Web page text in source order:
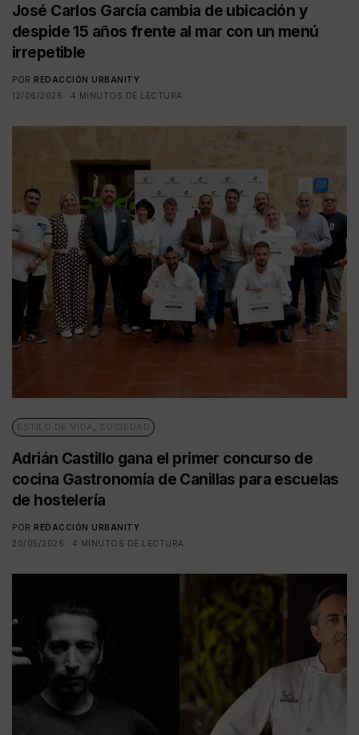
José Carlos García cambia de ubicación y
despide 15 años frente al mar con un menú
irrepetible
POR REDACCIÓN URBANITY
12/06/2026
4 MINUTOS DE LECTURA
ESTILO DE VIDA , SOCIEDAD
Adrián Castillo gana el primer concurso de
cocina Gastronomía de Canillas para escuelas
de hostelería
POR REDACCIÓN URBANITY
20/05/2026
4 MINUTOS DE LECTURA